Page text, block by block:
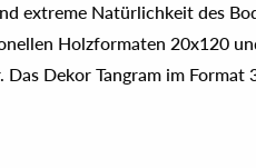
extreme Natürlichkeit des
Holzformaten 20x120
Dekor Tangram im
der Zeit praktisch und